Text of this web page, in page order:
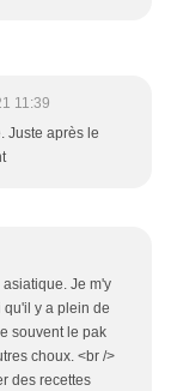
11:39
Juste après le
Je m'y
y a plein de
souvent le pak
choux. <br />
des recettes